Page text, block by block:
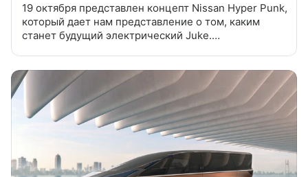
19 октября представлен концепт Nissan Hyper Punk,
который дает нам представление о том, каким
станет будущий электрический Juke.